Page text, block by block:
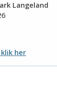
Langeland
her